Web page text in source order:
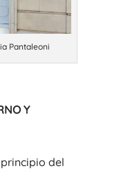
Pantaleoni
Y
del